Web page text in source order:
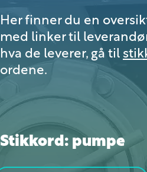
Her finner du en
med linker til
hva de leverer, gå til
ordene.
Stikkord: pumpe